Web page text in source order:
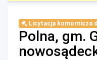
Licytacja komornicza
Polna, gm.